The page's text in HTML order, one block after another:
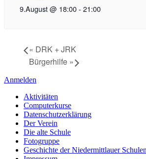
9.August @ 18:00- 21:00
« DRK + JRK
Bürgerhilfe »
Anmelden
Aktivitäten
Computerkurse
Datenschutzerklärung
Der Verein
Die alte Schule
Fotogruppe
Geschichte der Niedermittlauer Schulen